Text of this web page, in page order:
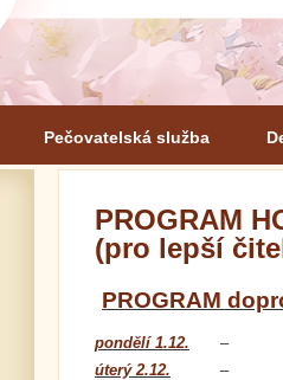
Pečovatelská služba
PROGRAM
(pro lepší
PROGRAM
pondělí 1.12.
–
úterý 2.12.
–